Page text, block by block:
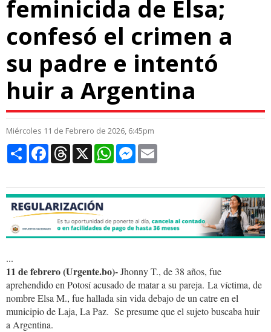
feminicida de Elsa;
confesó el crimen a
su padre e intentó
huir a Argentina
Miércoles 11 de Febrero de 2026, 6:45pm
CompartirFacebookThreads
X WhatsAppMessenger
...
11 de febrero (Urgente.bo)-Jhonny T., de 38 años, fue
aprehendido en Potosí acusado de matar a su pareja. La víctima, de
nombre Elsa M., fue hallada sin vida debajo de un catre en el
municipio de Laja, La Paz. Se presume que el sujeto buscaba huir
a Argentina.